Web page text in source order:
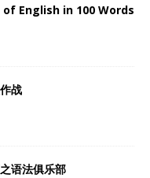
English in 100 Words
战
语法俱乐部